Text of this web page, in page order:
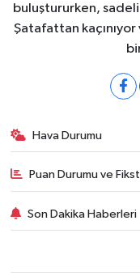
buluştururken,
Şatafattan
Hava Durumu
Puan Durumu ve
Son Dakika Haberleri